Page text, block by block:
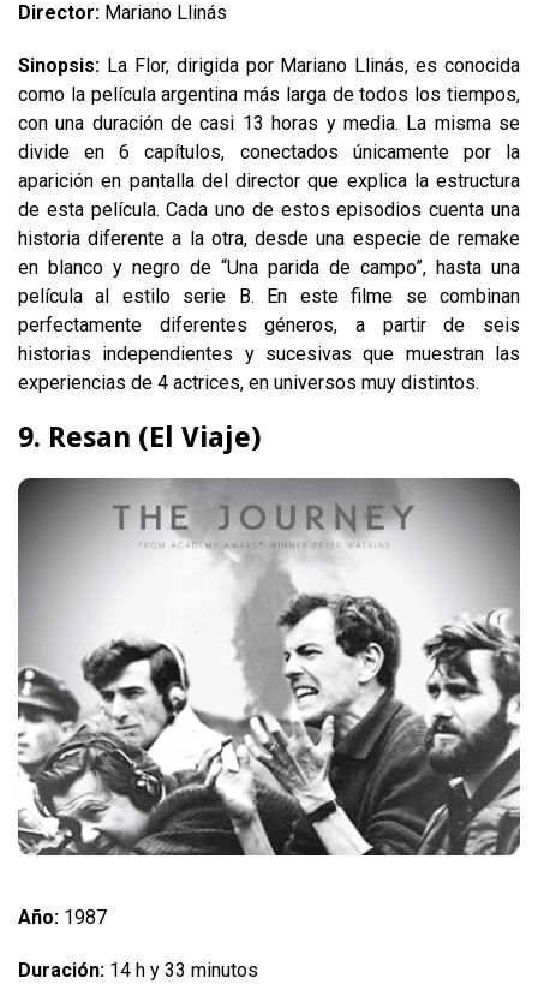
Director: Mariano Llinás
Sinopsis: La Flor, dirigida por Mariano Llinás, es conocida
como la película argentina más larga de todos los tiempos,
con una duración de casi 13 horas y media. La misma se
divide en 6 capítulos, conectados únicamente por la
aparición en pantalla del director que explica la estructura
de esta película. Cada uno de estos episodios cuenta una
historia diferente a la otra, desde una especie de remake
en blanco y negro de “Una parida de campo”, hasta una
película al estilo serie B. En este filme se combinan
perfectamente diferentes géneros, a partir de seis
historias independientes y sucesivas que muestran las
experiencias de 4 actrices, en universos muy distintos.
9. Resan (El Viaje)
Año: 1987
Duración: 14 h y 33 minutos